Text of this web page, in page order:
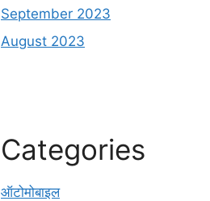
September 2023
August 2023
Categories
ऑटोमोबाइल